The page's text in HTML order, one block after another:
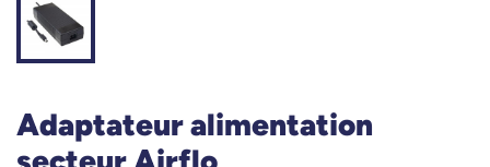
Adaptateur alimentation